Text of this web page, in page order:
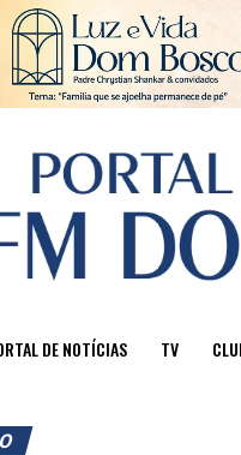
DE NOTÍCIAS TV